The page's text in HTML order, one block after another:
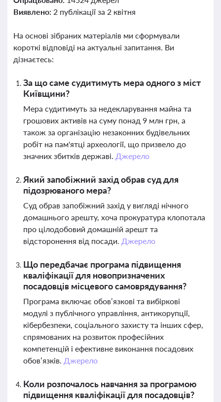
Виявлено: 2 публікації за 2 квітня
На основі зібраних матеріалів ми сформували
короткі відповіді на актуальні запитання. Ви
дізнаєтесь:
За що саме судитимуть мера одного з міст
Київщини?
Мера судитимуть за недекларування майна та
грошових активів на суму понад 9 млн грн, а
також за організацію незаконних будівельних
робіт на пам'ятці археології, що призвело до
значних збитків державі. Джерело
Який запобіжний захід обрав суд для
підозрюваного мера?
Суд обрав запобіжний захід у вигляді нічного
домашнього арешту, хоча прокуратура клопотала
про цілодобовий домашній арешт та
відсторонення від посади. Джерело
Що передбачає програма підвищення
кваліфікації для новопризначених
посадовців місцевого самоврядування?
Програма включає обов’язкові та вибіркові
модулі з публічного управління, антикорупції,
кібербезпеки, соціального захисту та інших сфер,
спрямованих на розвиток професійних
компетенцій і ефективне виконання посадових
обов’язків. Джерело
Коли розпочалось навчання за програмою
підвищення кваліфікації для посадовців?